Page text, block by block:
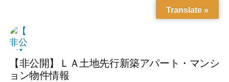
【非公開】ＬＡ土地先行新築アパート・マンシ
ョン物件情報
Translate »